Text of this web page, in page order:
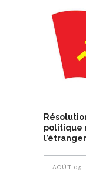
politique
l’étranger
AOÛT 05,